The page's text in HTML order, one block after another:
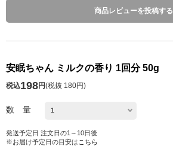
商品レビューを投稿する
安眠ちゃん ミルクの香り 1回分 50g
税込198円(税抜 180円)
数 量
発送予定日 注文日の1～10日後
※お届け予定日の目安は こちら